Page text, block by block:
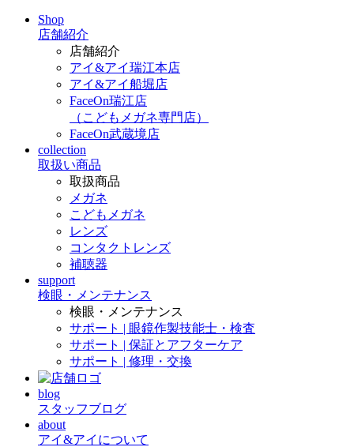
Shop
店舗紹介
店舗紹介
アイ&アイ瑞江本店
アイ&アイ船堀店
FaceOn瑞江店
（こどもメガネ専門店）
FaceOn武蔵境店
collection
取扱い商品
取扱商品
メガネ
こどもメガネ
レンズ
コンタクトレンズ
補聴器
support
検眼・メンテナンス
検眼・メンテナンス
サポート | 眼鏡作製技能士・検査
サポート | 保証とアフターケア
サポート | 修理・交換
blog
スタッフブログ
about
アイ&アイについて